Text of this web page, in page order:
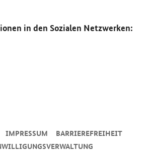
in den Sozialen Netzwerken:
IMPRESSUM
BARRIEREFREIHEIT